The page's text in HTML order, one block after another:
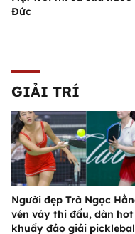
Đức
GIẢI TRÍ
Người đẹp Trà Ngọc
vén váy thi đấu, dàn
khuấy đảo giải